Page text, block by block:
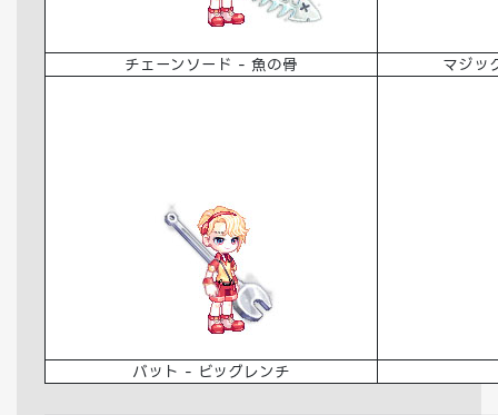
チェーンソード - 魚の骨 マジッ
バット - ビッグレンチ